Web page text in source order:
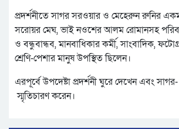
প্রদর্শনীতে সাগর সরওয়ার ও মেহেরুন রুনির
সরোয়র মেঘ, ভাই নওশের আলম রোমানসহ
ও বন্ধুবান্ধব, মানবাধিকার কর্মী, সাংবাদিক,
শ্রেণি-পেশার মানুষ উপস্থিত ছিলেন।
এরপূর্বে উপদেষ্টা প্রদর্শনী ঘুরে দেখেন এবং
স্মৃতিচারণ করেন।